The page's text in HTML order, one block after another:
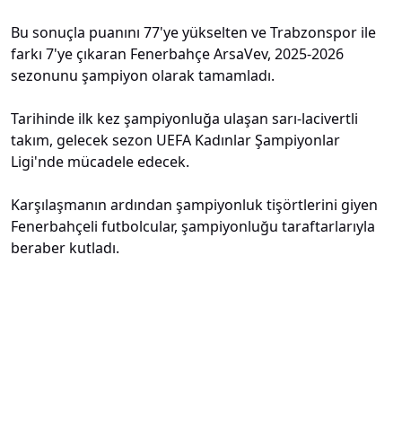
Bu sonuçla puanını 77'ye yükselten ve Trabzonspor ile
farkı 7'ye çıkaran Fenerbahçe ArsaVev, 2025-2026
sezonunu şampiyon olarak tamamladı.
Tarihinde ilk kez şampiyonluğa ulaşan sarı-lacivertli
takım, gelecek sezon UEFA Kadınlar Şampiyonlar
Ligi'nde mücadele edecek.
Karşılaşmanın ardından şampiyonluk tişörtlerini giyen
Fenerbahçeli futbolcular, şampiyonluğu taraftarlarıyla
beraber kutladı.